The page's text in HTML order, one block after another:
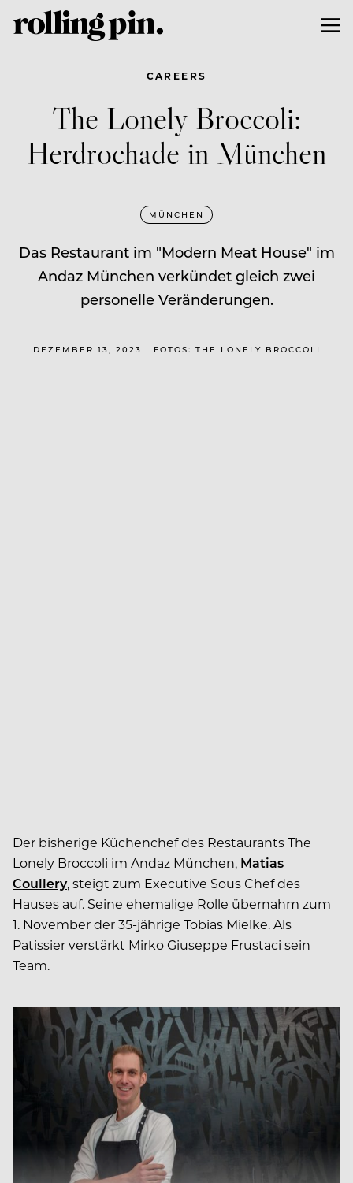
CAREERS
The Lonely Broccoli:
Herdrochade in München
MÜNCHEN
Das Restaurant im "Modern Meat House" im
Andaz München verkündet gleich zwei
personelle Veränderungen.
DEZEMBER 13, 2023 | FOTOS: THE LONELY BROCCOLI
Der bisherige Küchenchef des Restaurants The
Lonely Broccoli im Andaz München, Matias
Coullery, steigt zum Executive Sous Chef des
Hauses auf. Seine ehemalige Rolle übernahm zum
1. November der 35-jährige Tobias Mielke. Als
Patissier verstärkt Mirko Giuseppe Frustaci sein
Team.